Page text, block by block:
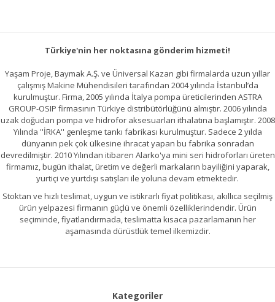
Türkiye'nin her noktasına gönderim hizmeti!
Yaşam Proje, Baymak A.Ş. ve Üniversal Kazan gibi firmalarda uzun yıllar
çalışmış Makine Mühendisileri tarafından 2004 yılında İstanbul’da
kurulmuştur. Firma, 2005 yılında İtalya pompa üreticilerinden ASTRA
GROUP-OSIP firmasının Türkiye distribütörlüğünü almıştır. 2006 yılında
uzak doğudan pompa ve hidrofor aksesuarları ithalatına başlamıştır. 2008
Yılında ''İRKA'' genleşme tankı fabrikası kurulmuştur. Sadece 2 yılda
dünyanın pek çok ülkesine ihracat yapan bu fabrika sonradan
devredilmiştir. 2010 Yılından itibaren Alarko'ya mini seri hidroforları üreten
firmamız, bugün ithalat, üretim ve değerli markaların bayiliğini yaparak,
yurtiçi ve yurtdışı satışları ile yoluna devam etmektedir.
Stoktan ve hızlı teslimat, uygun ve istikrarlı fiyat politikası, akıllıca seçilmiş
ürün yelpazesi firmanın güçlü ve önemli özelliklerindendir. Ürün
seçiminde, fiyatlandırmada, teslimatta kısaca pazarlamanın her
aşamasında dürüstlük temel ilkemizdir.
Kategoriler